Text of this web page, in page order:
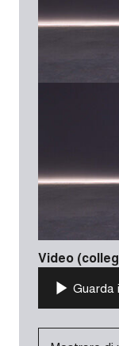
Video
Guarda